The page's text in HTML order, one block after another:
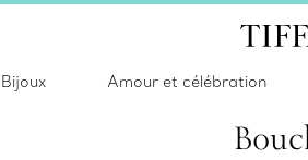
Bijoux Amour et célébration